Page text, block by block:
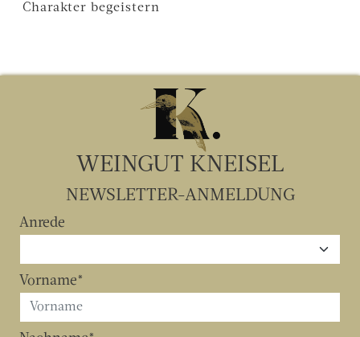
Charakter begeistern
WEINGUT KNEISEL
NEWSLETTER-ANMELDUNG